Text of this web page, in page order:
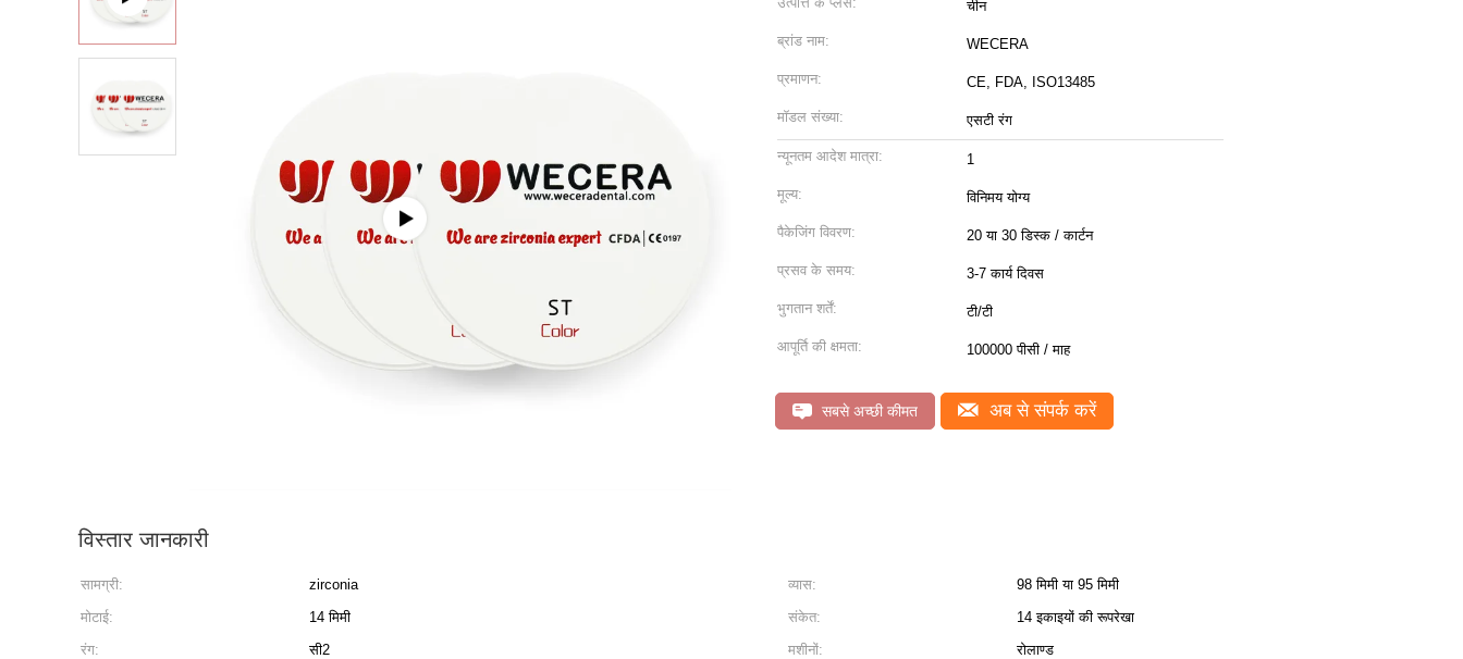
चीन
ब्रांड नाम: WECERA
प्रमाणन: CE, FDA, ISO13485
मॉडल संख्या: एसटी रंग
न्यूनतम आदेश मात्रा: 1
मूल्य: विनिमय योग्य
पैकेजिंग विवरण: 20 या 30 डिस्क / कार्टन
प्रसव के समय: 3-7 कार्य दिवस
भुगतान शर्तें: टी/टी
आपूर्ति की क्षमता: 100000 पीसी / माह
सबसे अच्छी कीमत अब से संपर्क करें
विस्तार जानकारी
सामग्री: zirconia व्यास:
98 मिमी या 95 मिमी
मोटाई:
14 मिमी संकेत:
14 इकाइयों की रूपरेखा
रंग:
सी2 मशीनों:
रोलाण्ड